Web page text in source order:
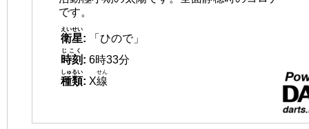
です。
衛星
えいせい
:
「ひので」
時刻
じこく
: 6時33分
種類
しゅるい
: X線
せん